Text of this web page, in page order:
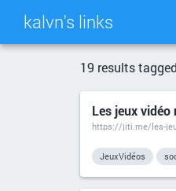
kalvn's links
19 results tagged
Les jeux
https://jiti.me/les-
JeuxVidéos